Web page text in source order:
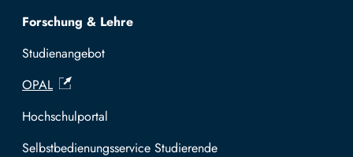
Forschung & Lehre
Studienangebot
OPAL
Hochschulportal
Selbstbedienungsservice Studierende